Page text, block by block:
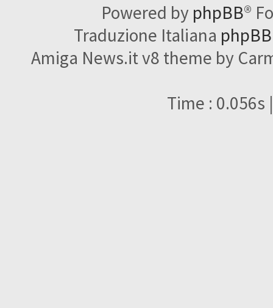
Powered by phpBB®
Traduzione Italiana
Amiga News.it v8 theme by
Time : 0.056s